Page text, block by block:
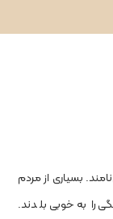
بسیاری از مردم
را به‌خوبی بلدند.